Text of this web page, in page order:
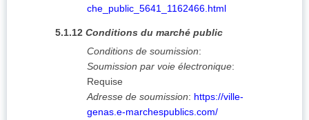
che_public_5641_1162466.html
5.1.12 Conditions du marché public
Conditions de soumission:
Soumission par voie électronique:
Requise
Adresse de soumission: https://ville-
genas.e-marchespublics.com/